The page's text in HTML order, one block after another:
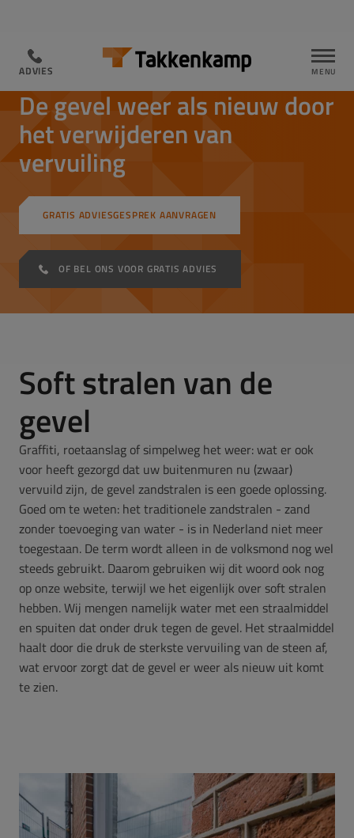
ADVIES
ADVIES
GEVEL ZANDSTRALEN
De gevel weer als nieuw door
het verwijderen van
vervuiling
GRATIS ADVIESGESPREK AANVRAGEN
OF BEL ONS VOOR GRATIS ADVIES
Soft stralen van de
gevel
Graffiti, roetaanslag of simpelweg het weer: wat er ook
voor heeft gezorgd dat uw buitenmuren nu (zwaar)
vervuild zijn, de gevel zandstralen is een goede oplossing.
Goed om te weten: het traditionele zandstralen - zand
zonder toevoeging van water - is in Nederland niet meer
toegestaan. De term wordt alleen in de volksmond nog wel
steeds gebruikt. Daarom gebruiken wij dit woord ook nog
op onze website, terwijl we het eigenlijk over soft stralen
hebben. Wij mengen namelijk water met een straalmiddel
en spuiten dat onder druk tegen de gevel. Het straalmiddel
haalt door die druk de sterkste vervuiling van de steen af,
wat ervoor zorgt dat de gevel er weer als nieuw uit komt
te zien.